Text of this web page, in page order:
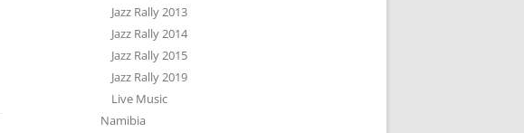
Jazz Rally 2013
Jazz Rally 2014
Jazz Rally 2015
Jazz Rally 2019
Live Music
Namibia